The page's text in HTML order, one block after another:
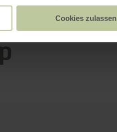
Cookies zulassen